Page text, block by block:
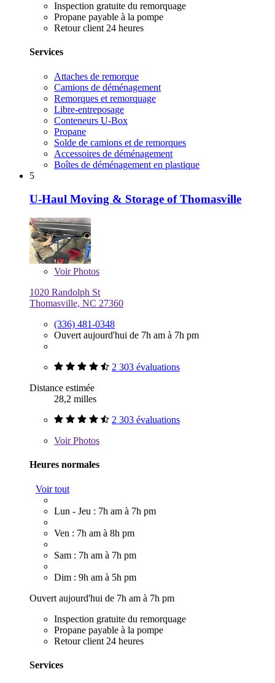
Inspection gratuite du remorquage
Propane payable à la pompe
Retour client 24 heures
Services
Attaches de remorque
Camions de déménagement
Remorques et remorquage
Libre-entreposage
Conteneurs U-Box
Propane
Solde de camions et de remorques
Accessoires de déménagement
Boîtes de déménagement en plastique
5
U-Haul Moving & Storage of Thomasville
VoirPhotos
1020 Randolph St
Thomasville, NC 27360
(336) 481-0348
Ouvert aujourd'hui de 7h am à 7h pm
2 303 évaluations
Distance estimée
28,2 milles
2 303 évaluations
VoirPhotos
Heures normales
Voir tout
Lun - Jeu : 7h am à 7h pm
Ven : 7h am à 8h pm
Sam : 7h am à 7h pm
Dim : 9h am à 5h pm
Ouvert aujourd'hui de 7h am à 7h pm
Inspection gratuite du remorquage
Propane payable à la pompe
Retour client 24 heures
Services